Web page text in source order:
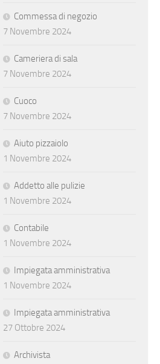
Responsabile commerciale di
Commessa di negozio
7 Novembre 2024
Cameriera di sala
7 Novembre 2024
Cuoco
7 Novembre 2024
Aiuto pizzaiolo
1 Novembre 2024
Addetto alle pulizie
1 Novembre 2024
Contabile
1 Novembre 2024
Impiegata amministrativa
1 Novembre 2024
Impiegata amministrativa
27 Ottobre 2024
Archivista